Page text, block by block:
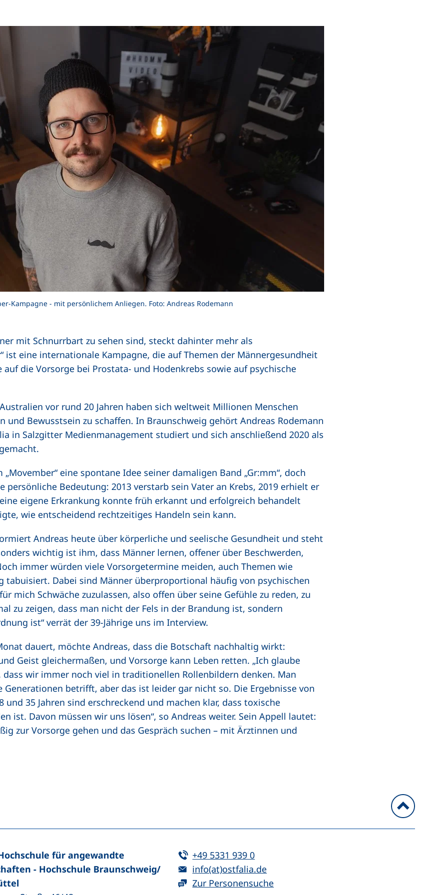
Kampagne - mit persönlichem Anliegen. Foto: Andreas Rodemann
mit Schnurrbart zu sehen sind, steckt dahinter mehr als
ist eine internationale Kampagne, die auf Themen der Männergesundheit
die Vorsorge bei Prostata- und Hodenkrebs sowie auf psychische
vor rund 20 Jahren haben sich weltweit Millionen Menschen
und Bewusstsein zu schaffen. In Braunschweig gehört Andreas Rodemann
in Salzgitter Medienmanagement studiert und sich anschließend 2020 als
eine spontane Idee seiner damaligen Band „Gr:mm“, doch
persönliche Bedeutung: 2013 verstarb sein Vater an Krebs, 2019 erhielt er
eigene Erkrankung konnte früh erkannt und erfolgreich behandelt
wie entscheidend rechtzeitiges Handeln sein kann.
Andreas heute über körperliche und seelische Gesundheit und steht
wichtig ist ihm, dass Männer lernen, offener über Beschwerden,
immer würden viele Vorsorgetermine meiden, auch Themen wie
tabuisiert. Dabei sind Männer überproportional häufig von psychischen
mich Schwäche zuzulassen, also offen über seine Gefühle zu reden, zu
zu zeigen, dass man nicht der Fels in der Brandung ist, sondern
ist“ verrät der 39-Jährige uns im Interview.
dauert, möchte Andreas, dass die Botschaft nachhaltig wirkt:
Geist gleichermaßen, und Vorsorge kann Leben retten. „Ich glaube
wir immer noch viel in traditionellen Rollenbildern denken. Man
betrifft, aber das ist leider gar nicht so. Die Ergebnisse von
und 35 Jahren sind erschreckend und machen klar, dass toxische
ist. Davon müssen wir uns lösen“, so Andreas weiter. Sein Appell lautet:
zur Vorsorge gehen und das Gespräch suchen – mit Ärztinnen und
Link, öffnet neues Fenster)
(externer Link, öffnet neues Fenster)
für angewandte
- Hochschule Braunschweig/​
Tel:
+49 5331 939 0(startet einen Telefonanruf, wenn Ihr
E-Mail:
info(at)ostfalia.de(öffnet Ihr E-Mail-Programm)
Zur Personensuche